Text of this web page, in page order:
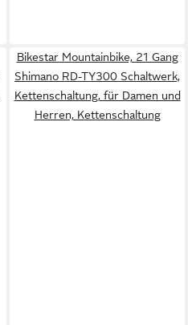
Bikestar Mountainbike, 21 Gang
Shimano RD-TY300 Schaltwerk,
Kettenschaltung, für Damen und
Herren, Kettenschaltung